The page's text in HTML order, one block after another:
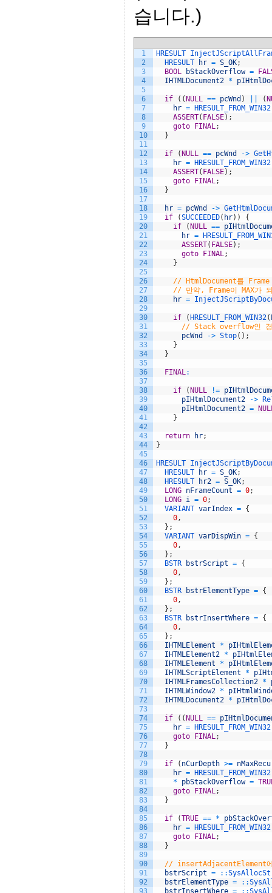
습니다.)
1
2
3
4
5
6
7
8
9
10
11
12
13
14
15
16
17
18
19
20
21
22
23
24
25
26
27
28
29
30
31
32
33
34
35
36
37
38
39
40
41
42
43
44
45
46
47
48
49
50
51
52
53
54
55
56
57
58
59
60
61
62
63
64
65
66
67
68
69
70
71
72
73
74
75
76
77
78
79
80
81
82
83
84
85
86
87
88
89
90
91
92
93
HRESULT
HRESULT
hr = S_OK;
BOOL
bStackOverflow =
IHTMLDocument2 *
if ( ( NULL == pcWnd ) (
hr = HRESULT_FROM_WIN32
ASSERT( FALSE) ;
goto
FINAL;
}
if ( NULL == pcWnd ->
hr = HRESULT_FROM_WIN32
ASSERT( FALSE) ;
goto
FINAL;
}
hr = pcWnd ->
if
(SUCCEEDED( hr) )
{
if
( NULL ==
hr =
ASSERT( FALSE) ;
goto
FINAL;
}
// HtmlDocument를
// 만약, Frame이 MAX가 되
hr =
if ( HRESULT_FROM_WIN32(
// Stack overflow인 경
pcWnd
-> Stop( ) ;
}
}
FINAL:
if ( NULL !=
pIHtmlDocument2
->
pIHtmlDocument2 =
}
return hr;
}
HRESULT
HRESULT
hr = S_OK;
HRESULT
hr2 = S_OK;
LONG nFrameCount = 0;
LONG i = 0;
VARIANT varIndex = {
0,
} ;
VARIANT varDispWin = {
0,
} ;
BSTR
bstrScript = {
0,
} ;
BSTR
bstrElementType = {
0,
} ;
BSTR
bstrInsertWhere = {
0,
} ;
IHTMLElement
*
IHTMLElement2 *
IHTMLElement
*
IHTMLScriptElement
*
IHTMLFramesCollection2 *
IHTMLWindow2 *
IHTMLDocument2 *
if ( ( NULL ==
hr = HRESULT_FROM_WIN32
goto
FINAL;
}
if ( nCurDepth >=
hr = HRESULT_FROM_WIN32
*
pbStackOverflow =
goto
FINAL;
}
if (TRUE == *
hr = HRESULT_FROM_WIN32
goto
FINAL;
}
// insertAdjacentElement에
bstrScript = ::
bstrElementType = ::
bstrInsertWhere = ::